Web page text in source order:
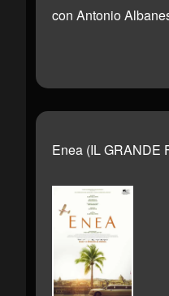
con Antonio
Enea (IL GRANDE